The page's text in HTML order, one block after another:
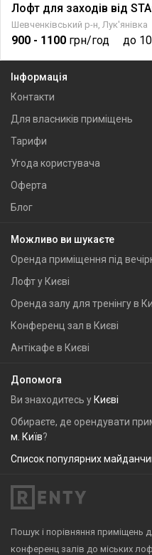
Лофт для заходів від
Шевченківський р-н, Лук'янівка
900 - 1100 грн/год до
Інформація
Контакти
Для власників приміщень
Тарифи
Угода користувача
Оферта
Блог
Можливо ви шукаєте
Оренда приміщення під
Лофт у Києві
Оренда залу для тренінгу в
Конференц зал в Києві
Антікафе в Києві
Допомога
Ви знаходитесь у Києві
Обираєте, де орендувати
м. Київ?
Список популярних
Пошук і порівняння приміщень
конференц залів до міських